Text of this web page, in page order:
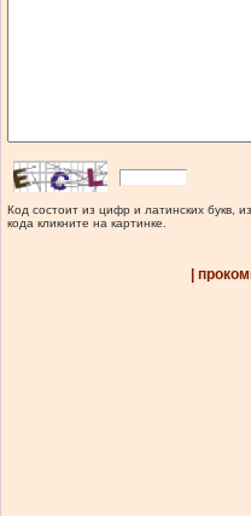
Код состоит из цифр и латинских букв,
кода кликните на картинке.
|